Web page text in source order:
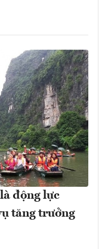
động lực
tăng trưởng